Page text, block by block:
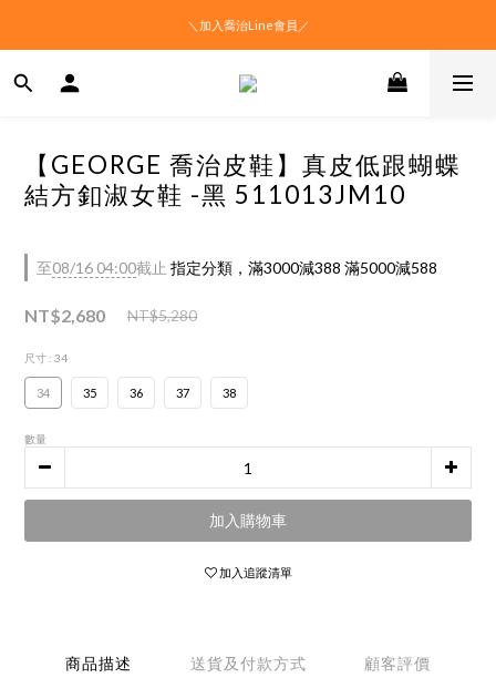
＼加入喬治Line會員／
【GEORGE 喬治皮鞋】真皮低跟蝴蝶
結方釦淑女鞋 -黑 511013JM10
至08/16 04:00截止 指定分類，滿3000減388 滿5000減588
NT$2,680 NT$5,280
尺寸 : 34
34 35 36 37 38
數量
加入購物車
加入追蹤清單
商品描述 送貨及付款方式 顧客評價